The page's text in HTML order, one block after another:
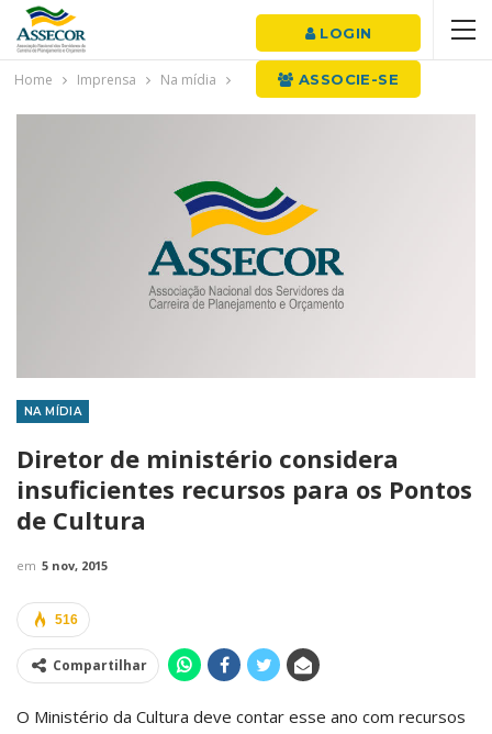
LOGIN
ASSOCIE-SE
Home Imprensa Na mídia
NA MÍDIA
Diretor de ministério considera
insuficientes recursos para os Pontos
de Cultura
em 5 nov, 2015
516
Compartilhar
O Ministério da Cultura deve contar esse ano com recursos